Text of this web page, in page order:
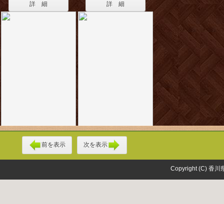
詳 細 詳 細
前を表示 次を表示
Copyright (C) 香川